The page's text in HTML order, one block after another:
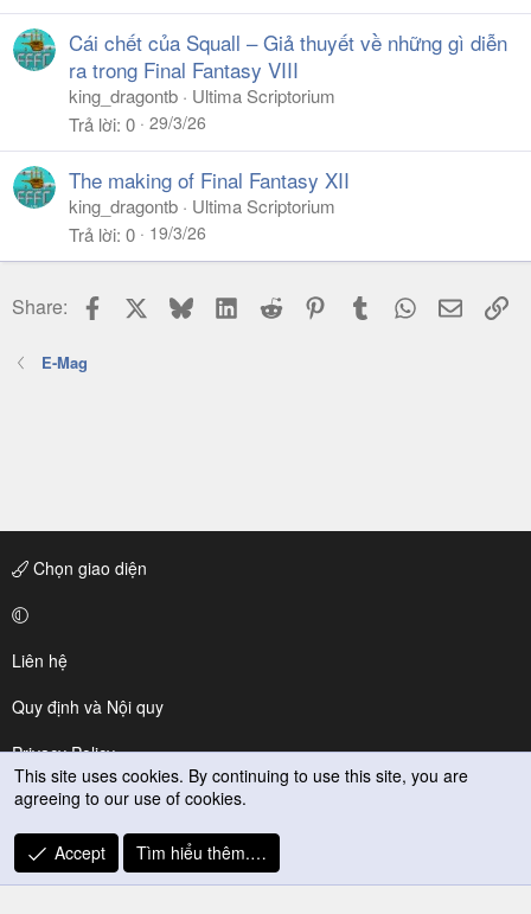
Cái chết của Squall – Giả thuyết về những gì diễn
ra trong Final Fantasy VIII
king_dragontb
Ultima Scriptorium
Trả lời 0 29/3/26
The making of Final Fantasy XII
king_dragontb
Ultima Scriptorium
Trả lời 0 19/3/26
Share: Facebook BlueskyLinkedIn
Reddit PinterestTumblr WhatsApp
Email
E-Mag
Chọn giao diện
Liên hệ
Quy định và Nội quy
Privacy Policy
Trợ giúp
R
S
This site uses cookies. By continuing to use this site, you are
agreeing to our use of cookies.
Accept Tìm hiểu thêm.…